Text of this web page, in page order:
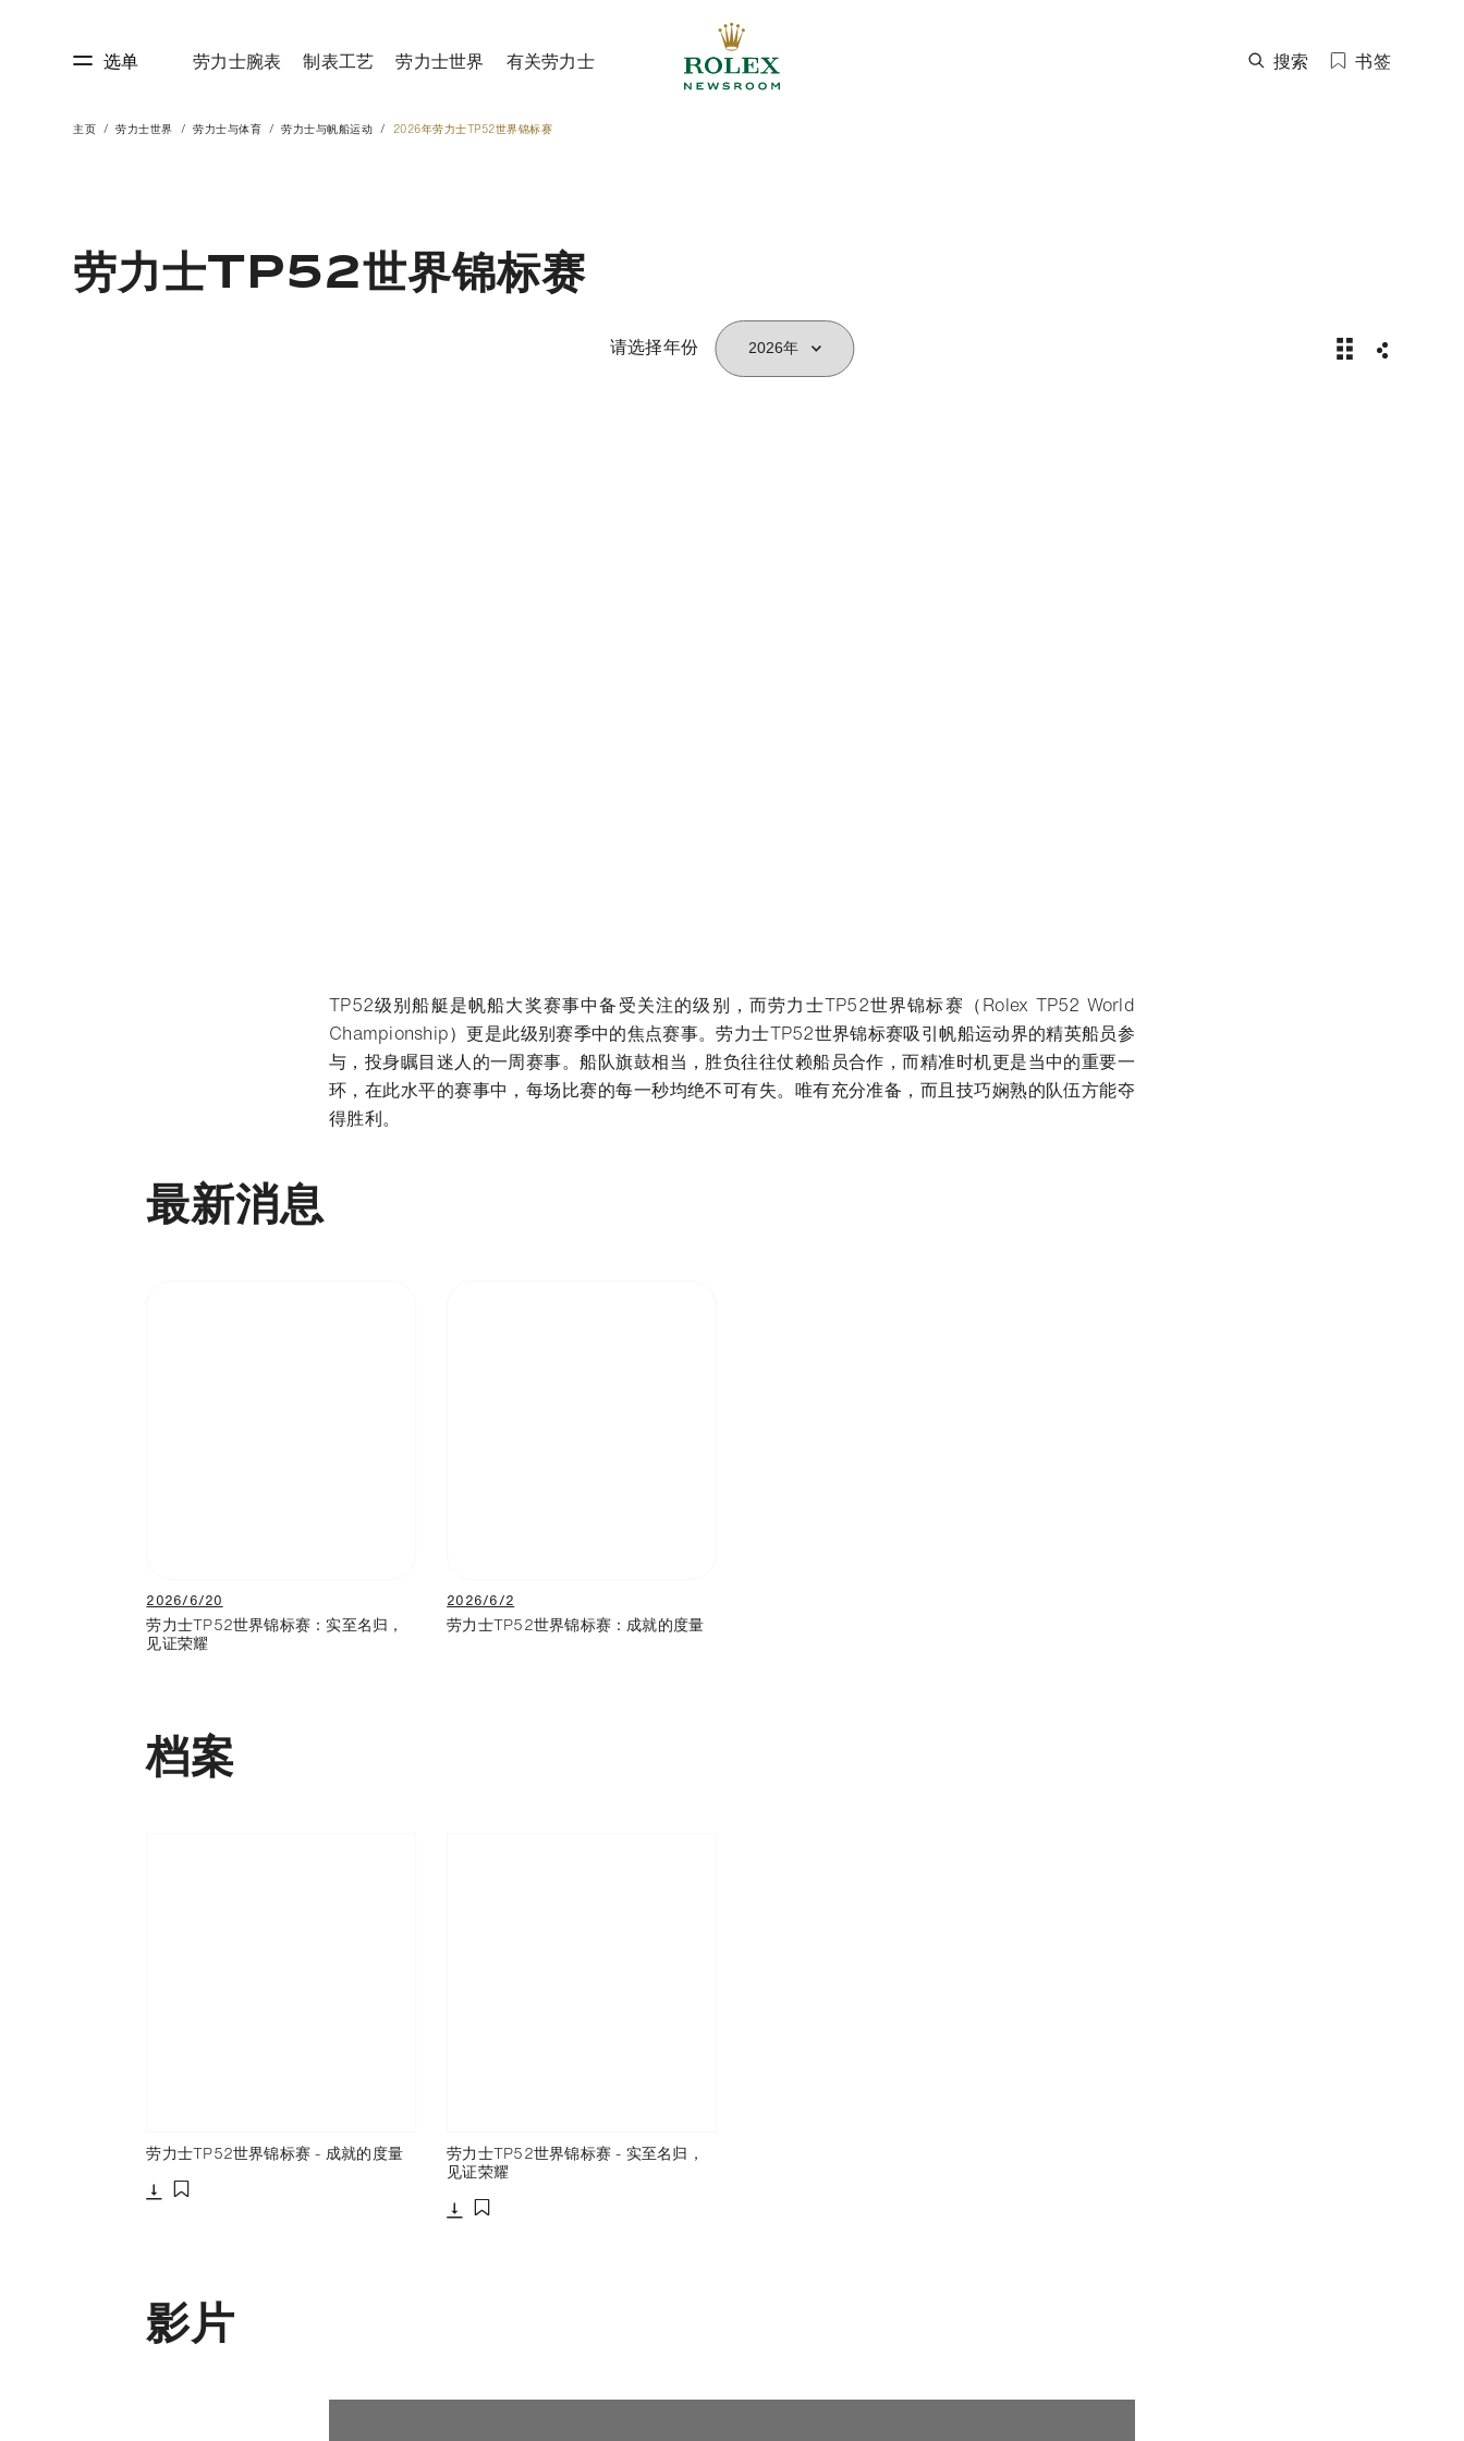
选单 劳力士腕表 制表工艺 劳力士世界 有关劳力士 搜索 书签
主页 劳力士世界 劳力士与体育 劳力士与帆船运动 2026年劳力士TP52世界锦标赛
劳力士TP52世界锦标赛
请选择年份
2026年劳力士
TP52级别船艇是帆船大奖赛事中备受关注的级别，而劳力士TP52世界锦标赛（Rolex TP52 World
Championship）更是此级别赛季中的焦点赛事。劳力士TP52世界锦标赛吸引帆船运动界的精英船员参
与，投身瞩目迷人的一周赛事。船队旗鼓相当，胜负往往仗赖船员合作，而精准时机更是当中的重要一
环，在此水平的赛事中，每场比赛的每一秒均绝不可有失。唯有充分准备，而且技巧娴熟的队伍方能夺
得胜利。
最新消息
2026/6/20
劳力士TP52世界锦标赛：实至名归，
见证荣耀
2026/6/2
劳力士TP52世界锦标赛：成就的度量
档案
劳力士TP52世界锦标赛 - 成就的度量
劳力士TP52世界锦标赛 - 实至名归，
见证荣耀
影片